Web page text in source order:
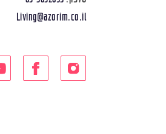
Living@azorim.co.il